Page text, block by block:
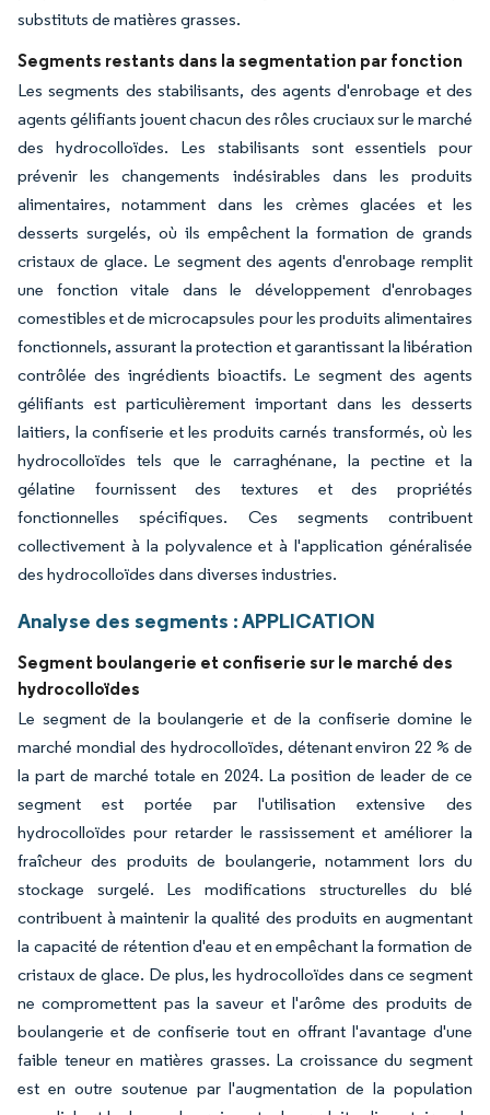
substituts de matières grasses.
Segments restants dans la segmentation par fonction
Les segments des stabilisants, des agents d'enrobage et des
agents gélifiants jouent chacun des rôles cruciaux sur le marché
des hydrocolloïdes. Les stabilisants sont essentiels pour
prévenir les changements indésirables dans les produits
alimentaires, notamment dans les crèmes glacées et les
desserts surgelés, où ils empêchent la formation de grands
cristaux de glace. Le segment des agents d'enrobage remplit
une fonction vitale dans le développement d'enrobages
comestibles et de microcapsules pour les produits alimentaires
fonctionnels, assurant la protection et garantissant la libération
contrôlée des ingrédients bioactifs. Le segment des agents
gélifiants est particulièrement important dans les desserts
laitiers, la confiserie et les produits carnés transformés, où les
hydrocolloïdes tels que le carraghénane, la pectine et la
gélatine fournissent des textures et des propriétés
fonctionnelles spécifiques. Ces segments contribuent
collectivement à la polyvalence et à l'application généralisée
des hydrocolloïdes dans diverses industries.
Analyse des segments : APPLICATION
Segment boulangerie et confiserie sur le marché des
hydrocolloïdes
Le segment de la boulangerie et de la confiserie domine le
marché mondial des hydrocolloïdes, détenant environ 22 % de
la part de marché totale en 2024. La position de leader de ce
segment est portée par l'utilisation extensive des
hydrocolloïdes pour retarder le rassissement et améliorer la
fraîcheur des produits de boulangerie, notamment lors du
stockage surgelé. Les modifications structurelles du blé
contribuent à maintenir la qualité des produits en augmentant
la capacité de rétention d'eau et en empêchant la formation de
cristaux de glace. De plus, les hydrocolloïdes dans ce segment
ne compromettent pas la saveur et l'arôme des produits de
boulangerie et de confiserie tout en offrant l'avantage d'une
faible teneur en matières grasses. La croissance du segment
est en outre soutenue par l'augmentation de la population